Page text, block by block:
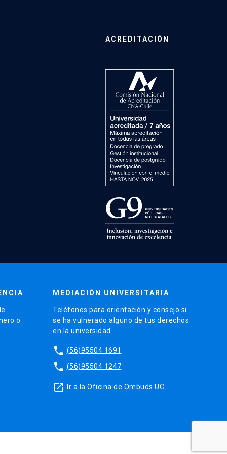
ACREDITACIÓN
o
MEDIACIÓN UNIVERSITARIA
Teléfonos para orientación y consejo si
se ha vulnerado alguno de tus derechos
en la universidad.
phone (56)95504 1691
phone (56)95504 1247
launch Ir a la Oficina de Ombuds UC